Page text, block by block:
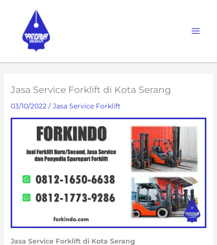
content
Jasa Service Forklift di Kota Serang
03/10/2022 / Jasa Service Forklift
Jasa Service Forklift di Kota Serang